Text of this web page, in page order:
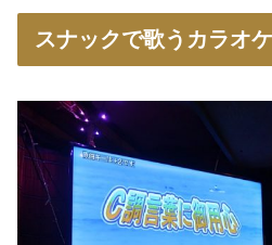
スナックで歌うカラオ